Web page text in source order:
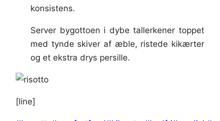
konsistens.
Server bygottoen i dybe tallerkener toppet
med tynde skiver af æble, ristede kikærter
og et ekstra drys persille.
[line]